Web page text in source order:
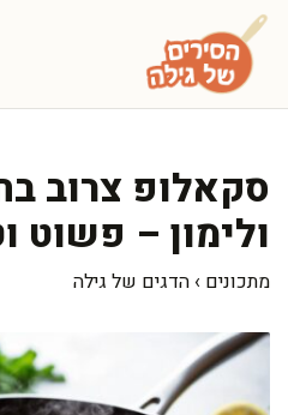
לדלג
לתוכן
סקאלופ צרוב
ולימון – פשוט
מתכונים › הדגים של גילה